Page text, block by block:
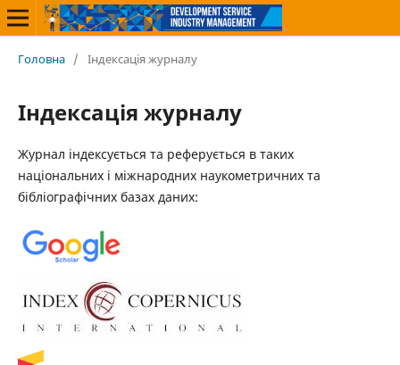
Головна / Індексація журналу
Індексація журналу
Журнал індексується та реферується в таких
національних і міжнародних наукометричних та
бібліографічних базах даних: